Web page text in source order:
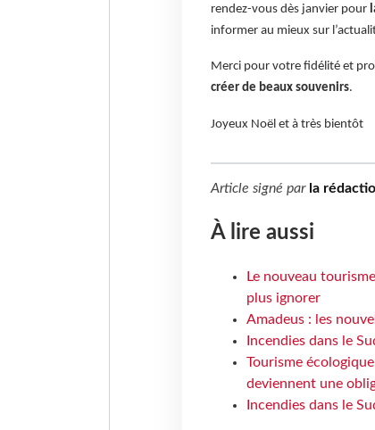
rendez-vous dès janvier pour
informer au mieux sur
Merci pour votre fidélité et
créer de beaux souvenirs.
Joyeux Noël et à très bientôt
Article signé par la
À lire aussi
Le nouveau
plus ignorer
Amadeus : les
Incendies dans le
Tourisme
deviennent une
Incendies dans le